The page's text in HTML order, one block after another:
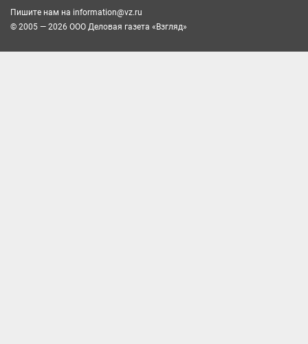
Пишите нам на information@vz.ru
© 2005 — 2026 ООО Деловая газета «Взгляд»